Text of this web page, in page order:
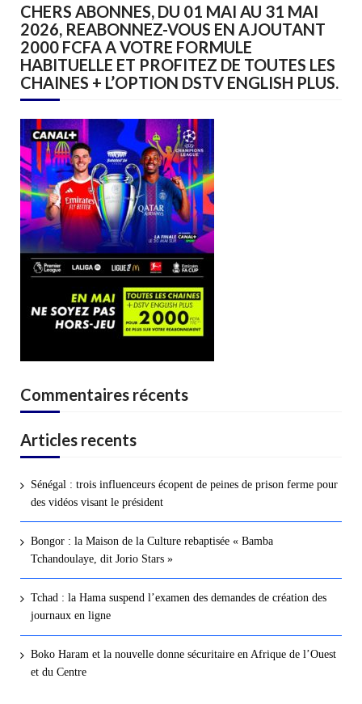
CHERS ABONNES, DU 01 MAI AU 31 MAI
2026, REABONNEZ-VOUS EN AJOUTANT
2000 FCFA A VOTRE FORMULE
HABITUELLE ET PROFITEZ DE TOUTES LES
CHAINES + L’OPTION DSTV ENGLISH PLUS.
Commentaires récents
Articles recents
Sénégal : trois influenceurs écopent de peines de prison ferme pour
des vidéos visant le président
Bongor : la Maison de la Culture rebaptisée « Bamba
Tchandoulaye, dit Jorio Stars »
Tchad : la Hama suspend l’examen des demandes de création des
journaux en ligne
Boko Haram et la nouvelle donne sécuritaire en Afrique de l’Ouest
et du Centre